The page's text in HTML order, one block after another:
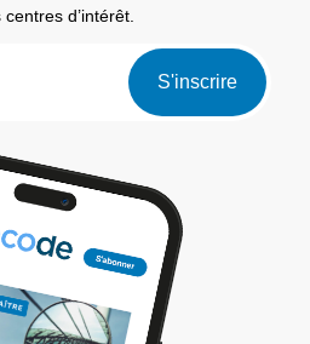
d’intérêt.
S'inscrire